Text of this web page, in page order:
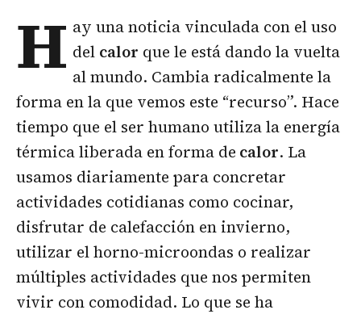
H ay una noticia vinculada con el uso
del calor que le está dando la vuelta
al mundo. Cambia radicalmente la
forma en la que vemos este “recurso”. Hace
tiempo que el ser humano utiliza la energía
térmica liberada en forma de calor. La
usamos diariamente para concretar
actividades cotidianas como cocinar,
disfrutar de calefacción en invierno,
utilizar el horno-microondas o realizar
múltiples actividades que nos permiten
vivir con comodidad. Lo que se ha